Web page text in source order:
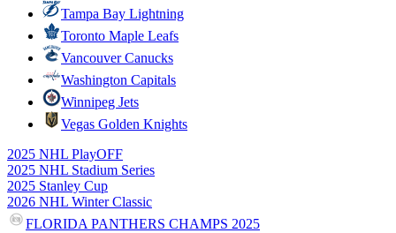
Tampa Bay Lightning
Toronto Maple Leafs
Vancouver Canucks
Washington Capitals
Winnipeg Jets
Vegas Golden Knights
2025 NHL PlayOFF
2025 NHL Stadium Series
2025 Stanley Cup
2026 NHL Winter Classic
FLORIDA PANTHERS CHAMPS 2025